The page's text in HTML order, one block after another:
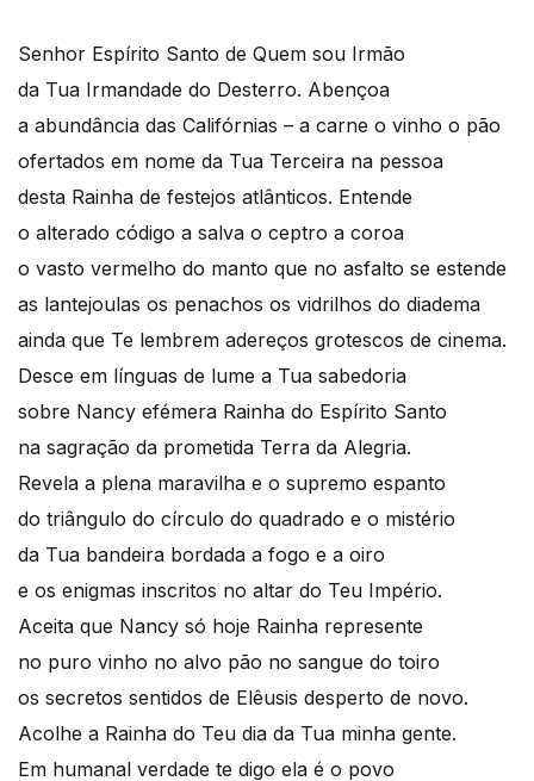
Senhor Espírito Santo de Quem sou Irmão
da Tua Irmandade do Desterro. Abençoa
a abundância das Califórnias – a carne o vinho o pão
ofertados em nome da Tua Terceira na pessoa
desta Rainha de festejos atlânticos. Entende
o alterado código a salva o ceptro a coroa
o vasto vermelho do manto que no asfalto se estende
as lantejoulas os penachos os vidrilhos do diadema
ainda que Te lembrem adereços grotescos de cinema.
Desce em línguas de lume a Tua sabedoria
sobre Nancy efémera Rainha do Espírito Santo
na sagração da prometida Terra da Alegria.
Revela a plena maravilha e o supremo espanto
do triângulo do círculo do quadrado e o mistério
da Tua bandeira bordada a fogo e a oiro
e os enigmas inscritos no altar do Teu Império.
Aceita que Nancy só hoje Rainha represente
no puro vinho no alvo pão no sangue do toiro
os secretos sentidos de Elêusis desperto de novo.
Acolhe a Rainha do Teu dia da Tua minha gente.
Em humanal verdade te digo ela é o povo